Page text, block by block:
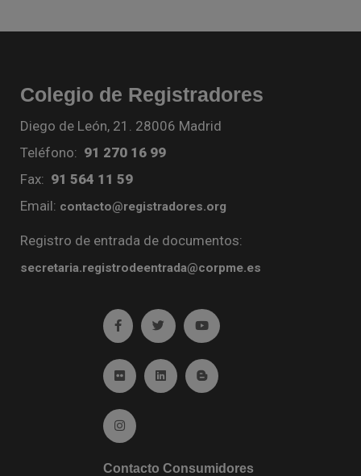
Colegio de Registradores
Diego de León, 21. 28006 Madrid
Teléfono: 91 270 16 99
Fax: 91 564 11 59
Email: contacto@registradores.org
Registro de entrada de documentos:
secretaria.registrodeentrada@corpme.es
Ir a facebook (abre en ventana nueva)
Ir a twitter (abre en ventana nueva)
Ir a YouTube (abre en
Ir a Flickr (abre en ventana nueva)
Ir a Linkedin (abre en ventana nueva)
Ir al Blog (abre en ventana
Ir a Instagram (abre en ventana nueva)
Contacto Consumidores